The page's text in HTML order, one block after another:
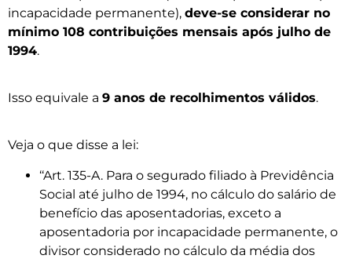
incapacidade permanente), deve-se considerar no
mínimo 108 contribuições mensais após julho de
1994.
Isso equivale a 9 anos de recolhimentos válidos.
Veja o que disse a lei:
‘‘Art. 135-A. Para o segurado filiado à Previdência
Social até julho de 1994, no cálculo do salário de
benefício das aposentadorias, exceto a
aposentadoria por incapacidade permanente, o
divisor considerado no cálculo da média dos